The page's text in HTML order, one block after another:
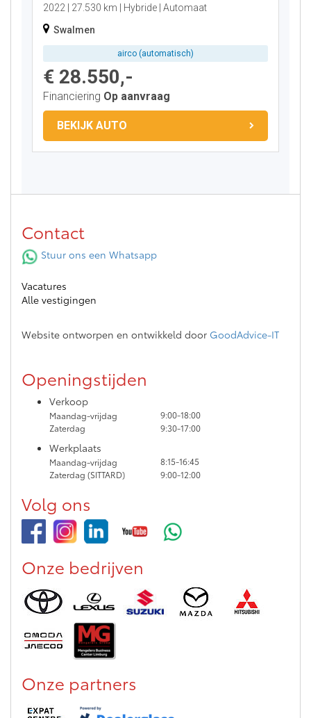
2022
27.530 km Hybride Automaat
Swalmen
airco (automatisch)
€ 28.550,-
Financiering Op aanvraag
BEKIJK AUTO
Contact
Stuur ons een Whatsapp
Vacatures
Alle vestigingen
Website ontworpen en ontwikkeld door GoodAdvice-IT
Openingstijden
Verkoop
Maandag-vrijdag
9:00-18:00
Zaterdag
9:30-17:00
Werkplaats
Maandag-vrijdag
8:15-16:45
Zaterdag (SITTARD)
9:00-12:00
Volg ons
Onze bedrijven
Onze partners